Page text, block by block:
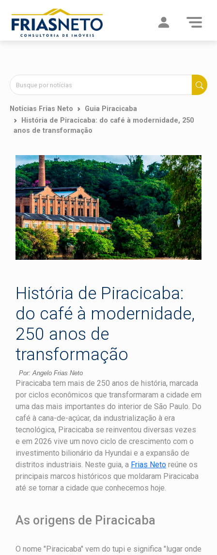
Notícias Frias Neto
Guia Piracicaba
História de Piracicaba: do café à modernidade, 250
anos de transformação
História de Piracicaba:
do café à modernidade,
250 anos de
transformação
Por: Angelo Frias Neto
Piracicaba tem mais de 250 anos de história, marcada
por ciclos econômicos que transformaram a cidade em
uma das mais importantes do interior de São Paulo. Do
café à cana-de-açúcar, da industrialização à era
tecnológica, Piracicaba se reinventou diversas vezes
e em 2026 vive um novo ciclo de crescimento com o
investimento bilionário da Hyundai e a expansão de
distritos industriais. Neste guia, a Frias Neto reúne os
principais marcos históricos que moldaram Piracicaba
até se tornar a cidade que conhecemos hoje.
As origens de Piracicaba
O nome "Piracicaba" vem do tupi e significa "lugar onde